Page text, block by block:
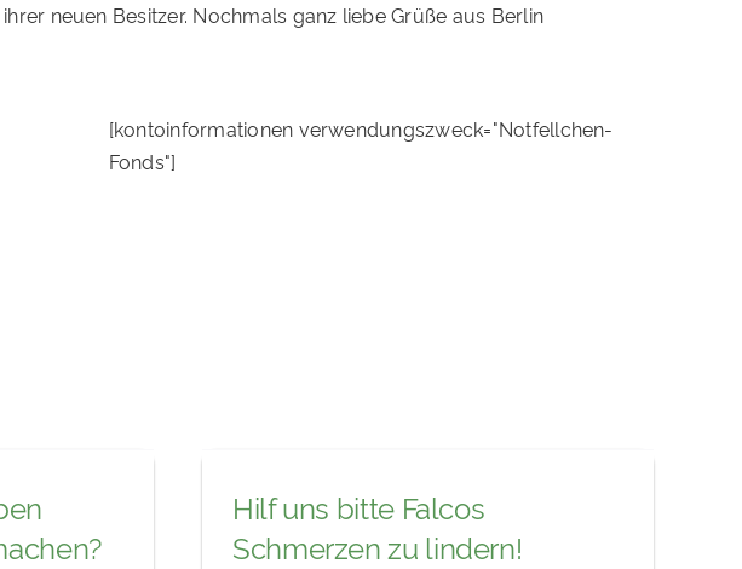
neuen Besitzer. Nochmals ganz liebe Grüße aus Berlin
[kontoinformationen verwendungszweck="Notfellchen-
Fonds"]
Hilf uns bitte Falcos
Schmerzen zu lindern!